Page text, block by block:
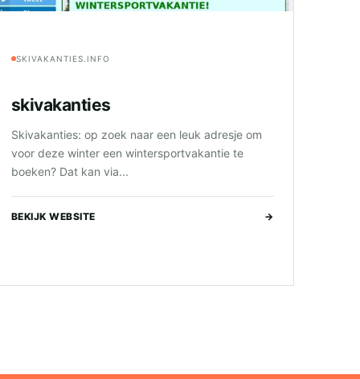
SKIVAKANTIES.INFO
skivakanties
Skivakanties: op zoek naar een leuk adresje om
voor deze winter een wintersportvakantie te
boeken? Dat kan via...
BEKIJK WEBSITE →